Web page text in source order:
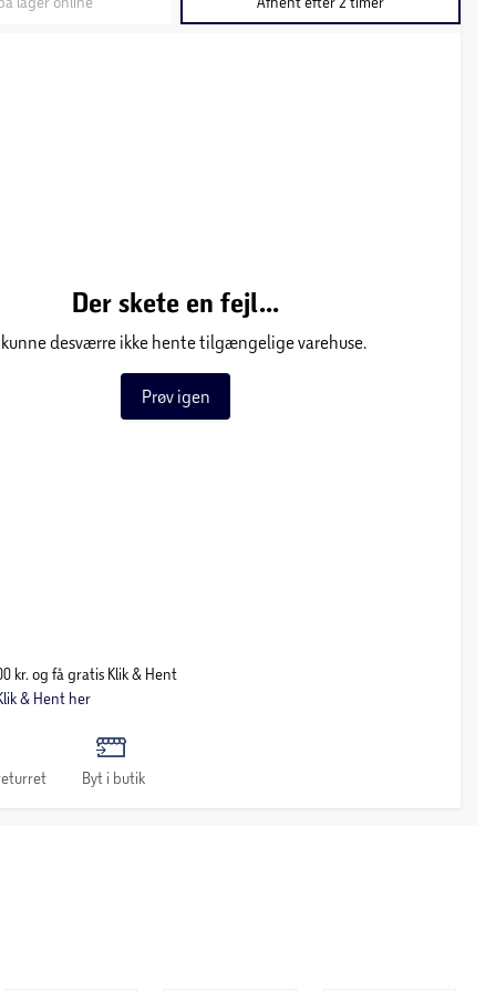
Der skete en fejl...
kunne desværre ikke hente tilgængelige varehuse.
Prøv igen
kr. og få gratis Klik & Hent
& Hent her
Byt i butik